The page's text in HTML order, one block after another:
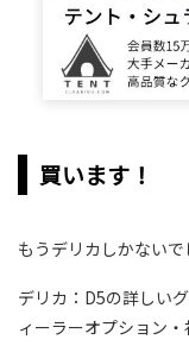
買います！
もうデリカしかない
デリカ：D5の詳しい
ィーラーオプション